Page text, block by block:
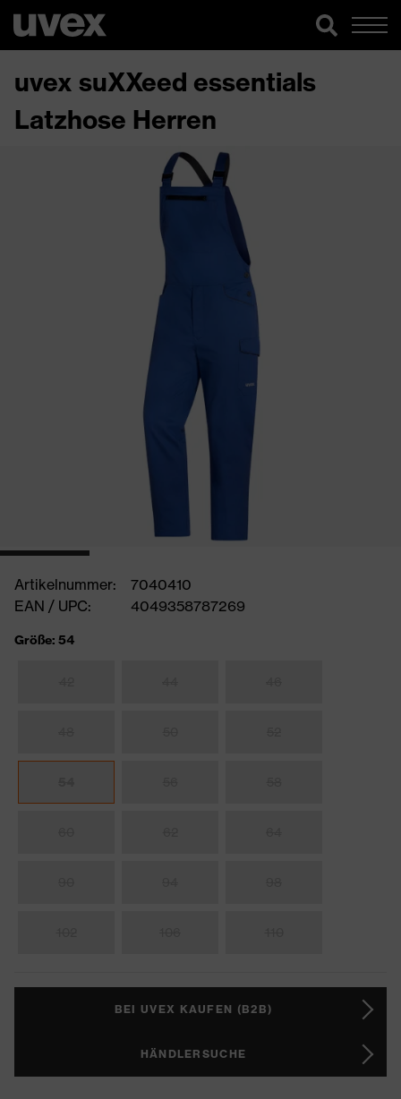
uvex suXXeed essentials
Latzhose Herren
Artikelnummer:
7040410
EAN / UPC:
4049358787269
Größe: 54
BEI UVEX KAUFEN (B2B)
HÄNDLERSUCHE